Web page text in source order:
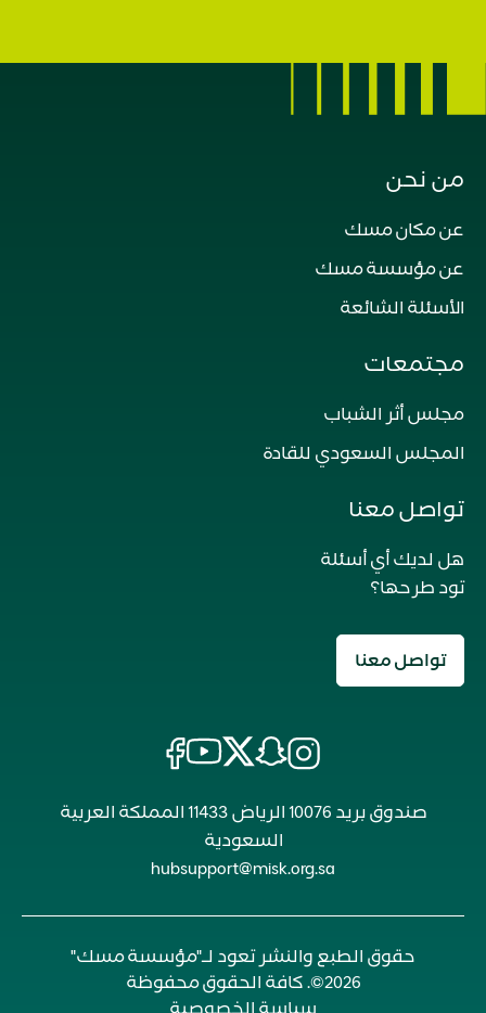
من نحن
عن مكان مسك
عن مؤسسة مسك
الأسئلة الشائعة
مجتمعات
مجلس أثر الشباب
المجلس السعودي للقادة
تواصل معنا
هل لديك أي أسئلة
تود طرحها؟
تواصل معنا
صندوق بريد 10076 الرياض 11433 المملكة العربية
السعودية
hubsupport@misk.org.sa
حقوق الطبع والنشر تعود لـ"مؤسسة مسك"
2026©. كافة الحقوق محفوظة
سياسة الخصوصية